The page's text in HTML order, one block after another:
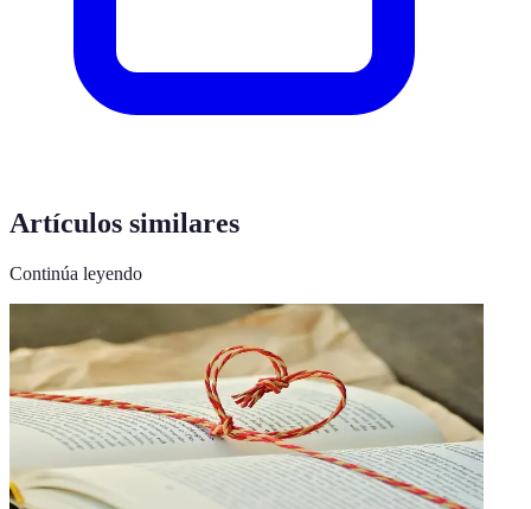
Artículos similares
Continúa leyendo